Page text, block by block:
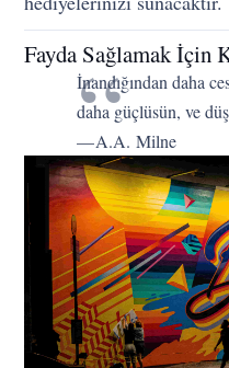
Fayda Sağlamak İçin
İnandığından daha
daha güçlüsün, ve
— A.A. Milne